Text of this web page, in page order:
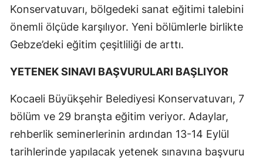
Konservatuvarı, bölgedeki sanat eğitimi talebini
önemli ölçüde karşılıyor. Yeni bölümlerle birlikte
Gebze’deki eğitim çeşitliliği de arttı.
YETENEK SINAVI BAŞVURULARI BAŞLIYOR
Kocaeli Büyükşehir Belediyesi Konservatuvarı, 7
bölüm ve 29 branşta eğitim veriyor. Adaylar,
rehberlik seminerlerinin ardından 13-14 Eylül
tarihlerinde yapılacak yetenek sınavına başvuru